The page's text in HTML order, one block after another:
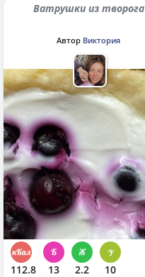
Ватрушки из творога
Автор Виктория
112.8 13 2.2 10